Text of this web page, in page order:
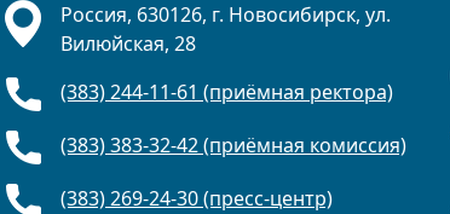
Россия, 630126, г. Новосибирск, ул.
Вилюйская, 28
(383) 244-11-61 (приёмная ректора)
(383) 383-32-42 (приёмная комиссия)
(383) 269-24-30 (пресс-центр)